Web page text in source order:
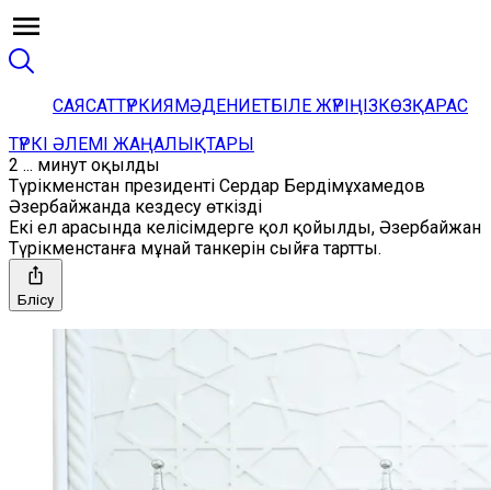
САЯСАТТҮРКИЯМӘДЕНИЕТБІЛЕ ЖҮРІҢІЗКӨЗҚАРАС
ТҮРКІ ӘЛЕМІ ЖАҢАЛЫҚТАРЫ
2 ... минут оқылды
Түрікменстан президенті Сердар Бердімұхамедов
Әзербайжанда кездесу өткізді
Екі ел арасында келісімдерге қол қойылды, Әзербайжан
Түрікменстанға мұнай танкерін сыйға тартты.
Бөлісу